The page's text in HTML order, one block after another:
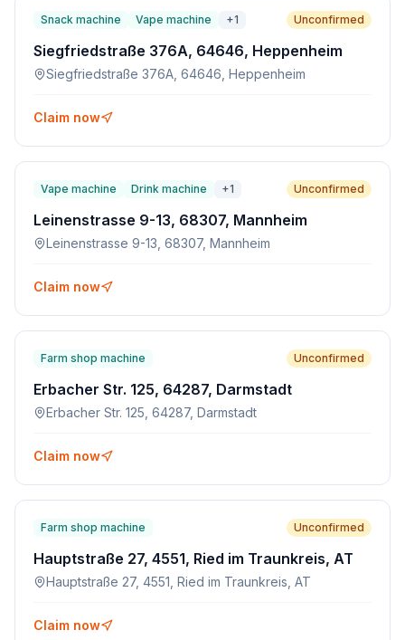
Snack machine Vape machine +1 Unconfirmed
Siegfriedstraße 376A, 64646, Heppenheim
Siegfriedstraße 376A, 64646, Heppenheim
Claim now
Vape machine Drink machine +1 Unconfirmed
Leinenstrasse 9-13, 68307, Mannheim
Leinenstrasse 9-13, 68307, Mannheim
Claim now
Farm shop machine Unconfirmed
Erbacher Str. 125, 64287, Darmstadt
Erbacher Str. 125, 64287, Darmstadt
Claim now
Farm shop machine Unconfirmed
Hauptstraße 27, 4551, Ried im Traunkreis, AT
Hauptstraße 27, 4551, Ried im Traunkreis, AT
Claim now